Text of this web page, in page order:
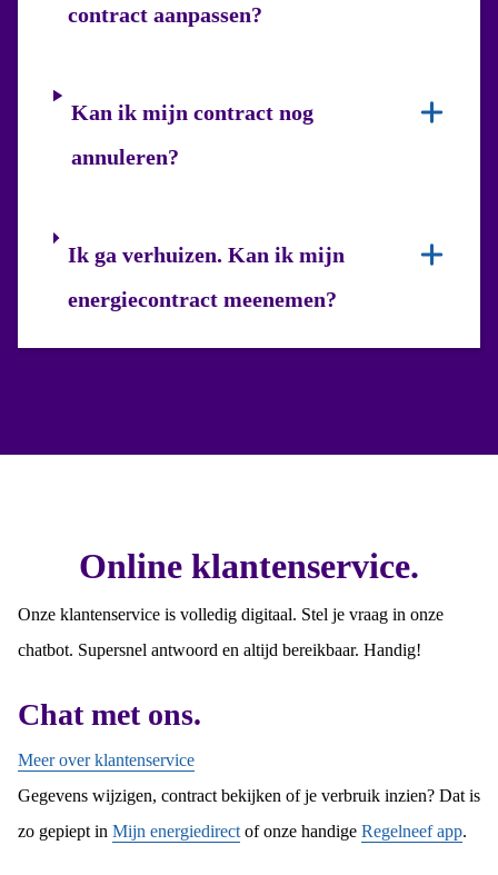
contract aanpassen?
Kan ik mijn contract nog
annuleren?
Ik ga verhuizen. Kan ik mijn
energiecontract meenemen?
Online klantenservice.
Onze klantenservice is volledig digitaal. Stel je vraag in onze
chatbot. Supersnel antwoord en altijd bereikbaar. Handig!
Chat met ons.
Meer over klantenservice
Gegevens wijzigen, contract bekijken of je verbruik inzien? Dat is
zo gepiept in Mijn energiedirect of onze handige Regelneef app.